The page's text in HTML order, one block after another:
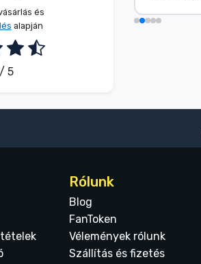
és
alapján
5
Rólunk
Blog
FanToken
Vélemények rólunk
Szállítás és fizetés